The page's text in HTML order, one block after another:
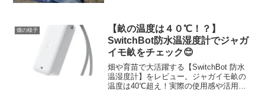
に分けて畝を作った様子を紹介します
ね！
畑の様子
【畝の温度は４０℃！？】
SwitchBot防水温湿度計でジャガ
イモ畝をチェック😊
畑や育苗で大活躍する【SwitchBot 防水
温湿度計】をレビュー。ジャガイモ畝の
温度は40℃超え！実際の使用感や活用方